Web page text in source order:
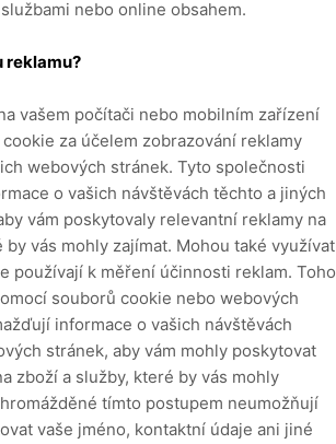
nebo online obsahem.
reklamu?
vašem počítači nebo mobilním zařízení
za účelem zobrazování reklamy
webových stránek. Tyto společnosti
o vašich návštěvách těchto a jiných
vám poskytovaly relevantní reklamy na
by vás mohly zajímat. Mohou také využívat
používají k měření účinnosti reklam. Toho
souborů cookie nebo webových
informace o vašich návštěvách
stránek, aby vám mohly poskytovat
zboží a služby, které by vás mohly
tímto postupem neumožňují
vaše jméno, kontaktní údaje ani jiné